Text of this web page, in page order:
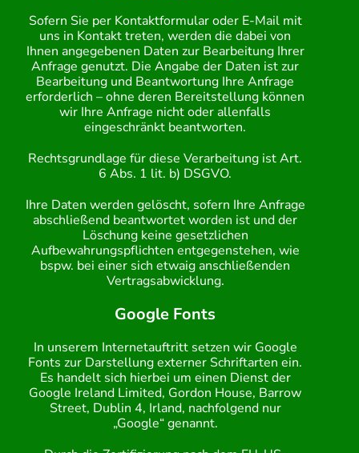
Sofern Sie per Kontaktformular oder E-Mail mit
uns in Kontakt treten, werden die dabei von
Ihnen angegebenen Daten zur Bearbeitung Ihrer
Anfrage genutzt. Die Angabe der Daten ist zur
Bearbeitung und Beantwortung Ihre Anfrage
erforderlich – ohne deren Bereitstellung können
wir Ihre Anfrage nicht oder allenfalls
eingeschränkt beantworten.
Rechtsgrundlage für diese Verarbeitung ist Art.
6 Abs. 1 lit. b) DSGVO.
Ihre Daten werden gelöscht, sofern Ihre Anfrage
abschließend beantwortet worden ist und der
Löschung keine gesetzlichen
Aufbewahrungspflichten entgegenstehen, wie
bspw. bei einer sich etwaig anschließenden
Vertragsabwicklung.
Google Fonts
In unserem Internetauftritt setzen wir Google
Fonts zur Darstellung externer Schriftarten ein.
Es handelt sich hierbei um einen Dienst der
Google Ireland Limited, Gordon House, Barrow
Street, Dublin 4, Irland, nachfolgend nur
„Google“ genannt.